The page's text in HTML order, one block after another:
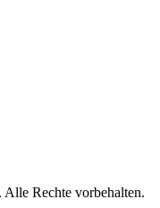
Rechte vorbehalten.